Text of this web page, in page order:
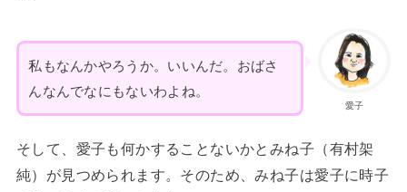
愛子
私もなんかやろうか。いいんだ。おばさ
んなんでなにもないわよね。
そして、愛子も何かすることないかとみね子（有村架
純）が見つめられます。そのため、みね子は愛子に時子